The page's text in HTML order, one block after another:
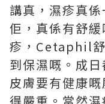
講真，濕疹真
佢，真係有舒
疹，Cetaphil
到保濕嘅。成
皮膚要有健康
得嚴重。當然